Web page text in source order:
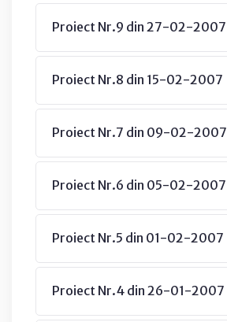
Proiect Nr.9 din 27-02-2007
Proiect Nr.8 din 15-02-2007
Proiect Nr.7 din 09-02-2007
Proiect Nr.6 din 05-02-2007
Proiect Nr.5 din 01-02-2007
Proiect Nr.4 din 26-01-2007